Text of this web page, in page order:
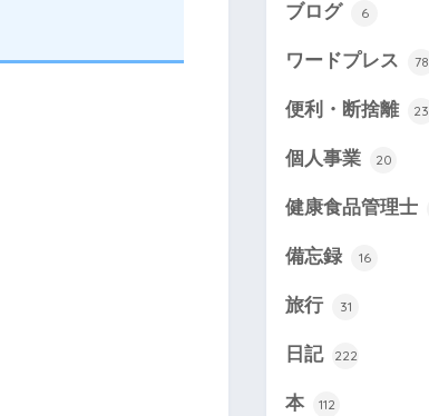
ブログ 6
ワードプレス 78
便利・断捨離 23
個人事業 20
健康食品管理士
備忘録 16
旅行 31
日記 222
本 112